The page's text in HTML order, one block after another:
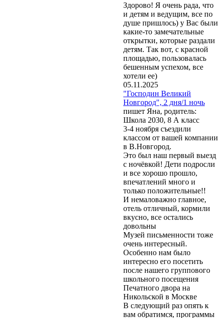
Здорово! Я очень рада, что
и детям и ведущим, все по
душе пришлось) у Вас были
какие-то замечательные
открытки, которые раздали
детям. Так вот, с красной
площадью, пользовалась
бешенным успехом, все
хотели ее)
05.11.2025
"Господин Великий
Новгород", 2 дня/1 ночь
пишет Яна, родитель:
Школа 2030, 8 А класс
3-4 ноября съездили
классом от вашей компании
в В.Новгород.
Это был наш первый выезд
с ночёвкой! Дети подросли
и все хорошо прошло,
впечатлений много и
только положительные!!
И немаловажно главное,
отель отличный, кормили
вкусно, все остались
довольны
Музей письменности тоже
очень интересный.
Особенно нам было
интересно его посетить
после нашего группового
школьного посещения
Печатного двора на
Никольской в Москве
В следующий раз опять к
вам обратимся, программы